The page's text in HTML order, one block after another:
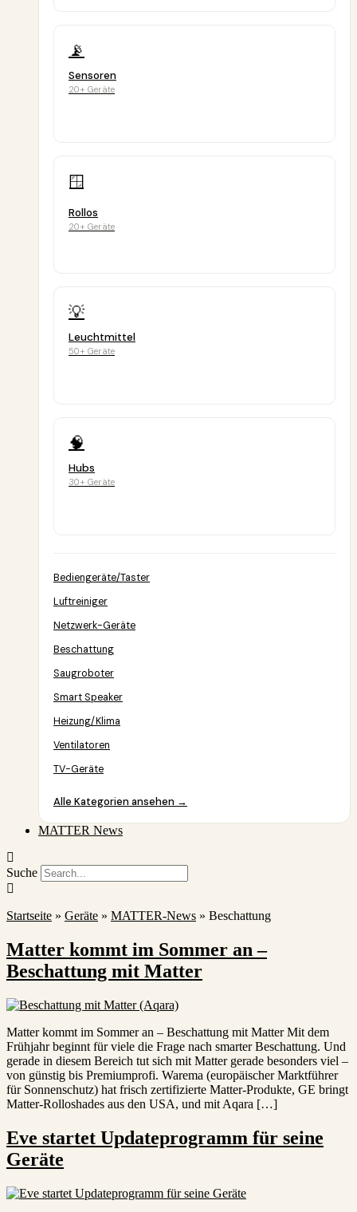
📡
Sensoren
20+ Geräte
🪟
Rollos
20+ Geräte
💡
Leuchtmittel
50+ Geräte
🧠
Hubs
30+ Geräte
Bediengeräte/Taster
Luftreiniger
Netzwerk-Geräte
Beschattung
Saugroboter
Smart Speaker
Heizung/Klima
Ventilatoren
TV-Geräte
Alle Kategorien ansehen →
MATTER News
Suche
Startseite » Geräte » MATTER-News » Beschattung
Matter kommt im Sommer an –
Beschattung mit Matter
Matter kommt im Sommer an – Beschattung mit Matter Mit dem
Frühjahr beginnt für viele die Frage nach smarter Beschattung. Und
gerade in diesem Bereich tut sich mit Matter gerade besonders viel –
von günstig bis Premiumprofi. Warema (europäischer Marktführer
für Sonnenschutz) hat frisch zertifizierte Matter-Produkte, GE bringt
Matter-Rolloshades aus den USA, und mit Aqara […]
Eve startet Updateprogramm für seine
Geräte